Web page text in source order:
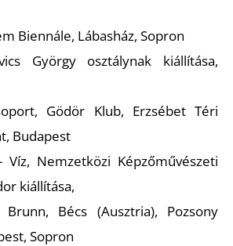
Biennále, Lábasház, Sopron
György osztálynak kiállítása,
Gödör Klub, Erzsébet Téri
Budapest
Víz, Nemzetközi Képzőművészeti
kiállítása,
Bécs (Ausztria), Pozsony
Sopron